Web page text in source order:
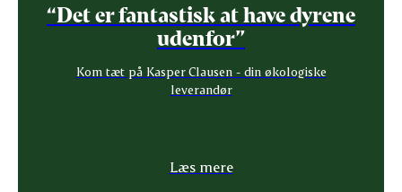
“Det er fantastisk at have dyrene
udenfor”
Kom tæt på Kasper Clausen - din økologiske
leverandør
Læs mere